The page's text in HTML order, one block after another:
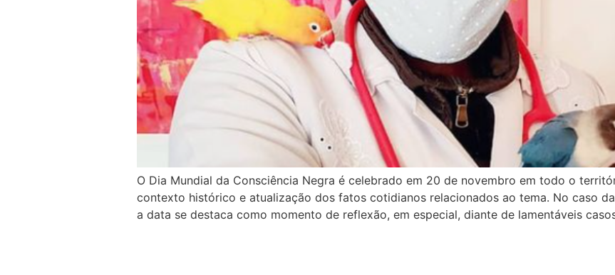
O Dia Mundial da Consciência Negra é celebrado em 20 de novembro em todo o
contexto histórico e atualização dos fatos cotidianos relacionados ao tema. No caso
a data se destaca como momento de reflexão, em especial, diante de lamentáveis